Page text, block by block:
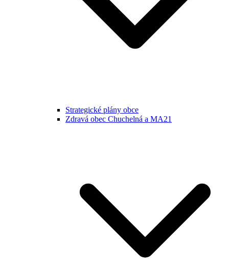
Strategické plány obce
Zdravá obec Chuchelná a MA21